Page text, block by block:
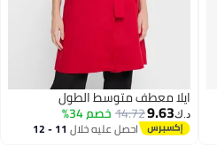
ايلا معطف متوسط الطول
د.ك‏9.63
14.72خصم 34%
احصل عليه خلال 11 - 12